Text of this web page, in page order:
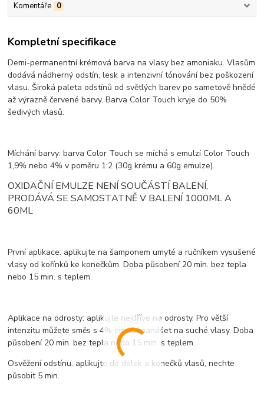
Komentáře 0
Kompletní specifikace
Demi-permanentní krémová barva na vlasy bez amoniaku. Vlasům
dodává nádherný odstín, lesk a intenzivní tónování bez poškození
vlasu. Široká paleta odstínů od světlých barev po sametově hnědé
až výrazně červené barvy. Barva Color Touch kryje do 50%
šedivých vlasů.
Míchání barvy: barva Color Touch se míchá s emulzí Color Touch
1,9% nebo 4% v poměru 1:2 (30g krému a 60g emulze).
OXIDAČNÍ EMULZE NENÍ SOUČÁSTÍ BALENÍ,
PRODÁVÁ SE SAMOSTATNĚ V BALENÍ 1000ML A
60ML
První aplikace: aplikujte na šamponem umyté a ručníkem vysušené
vlasy od kořínků ke konečkům. Doba působení 20 min. bez tepla
nebo 15 min. s teplem.
Aplikace na odrosty: aplikujte nejdříve na odrosty. Pro větší
intenzitu můžete směs s 4% emulzí nanášet na suché vlasy. Doba
působení 20 min. bez tepla nebo 15 min. s teplem.
Osvěžení odstínu: aplikujte do délek a konečků vlasů, nechte
působit 5 min.